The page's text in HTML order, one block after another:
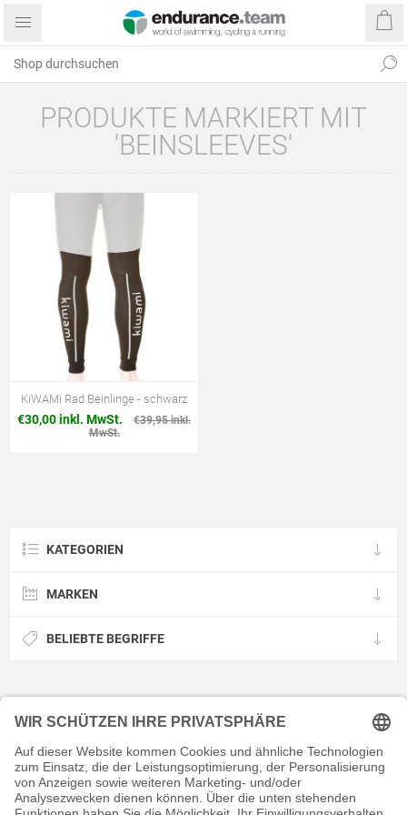
PRODUKTE MARKIERT MIT
'BEINSLEEVES'
KiWAMi Rad Beinlinge - schwarz
€30,00 inkl. MwSt.
€39,95 inkl.
MwSt.
KATEGORIEN
MARKEN
BELIEBTE BEGRIFFE